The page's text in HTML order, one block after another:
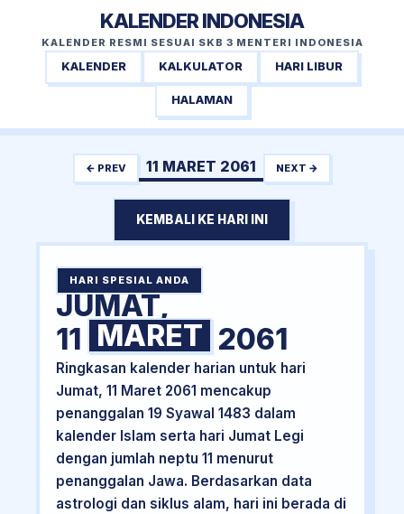
KALENDER INDONESIA
KALENDER RESMI SESUAI SKB 3 MENTERI INDONESIA
KALENDER KALKULATOR HARI LIBUR
HALAMAN
← PREV 11 MARET 2061 NEXT →
KEMBALI KE HARI INI
HARI SPESIAL ANDA
JUMAT,
11 MARET 2061
Ringkasan kalender harian untuk hari
Jumat, 11 Maret 2061 mencakup
penanggalan 19 Syawal 1483 dalam
kalender Islam serta hari Jumat Legi
dengan jumlah neptu 11 menurut
penanggalan Jawa. Berdasarkan data
astrologi dan siklus alam, hari ini berada di